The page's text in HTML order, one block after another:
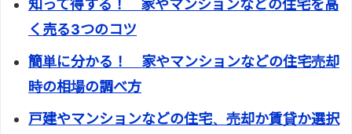
知って得する！ 家やマンションなどの住宅を高
く売る3つのコツ
簡単に分かる！ 家やマンションなどの住宅売却
時の相場の調べ方
戸建やマンションなどの住宅、売却か賃貸か選択